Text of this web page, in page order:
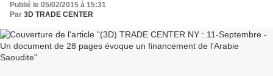
Publié le 05/02/2015 à 15:31
Par 3D TRADE CENTER